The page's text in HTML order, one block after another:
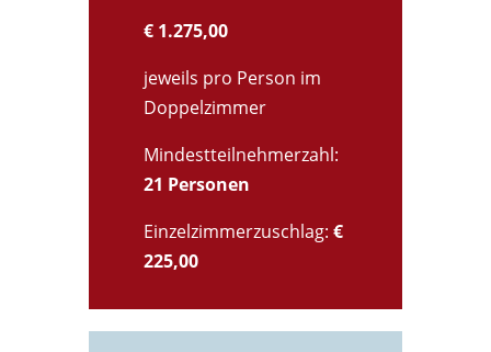
€ 1.275,00
jeweils pro Person im
Doppelzimmer
Mindestteilnehmerzahl:
21 Personen
Einzelzimmerzuschlag: €
225,00